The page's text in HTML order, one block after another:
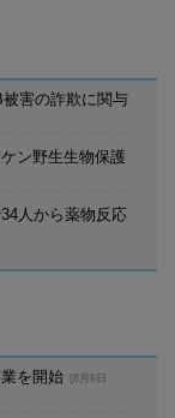
害の詐欺に関与
ン野生生物保護
人から薬物反応
を開始
(8月6日